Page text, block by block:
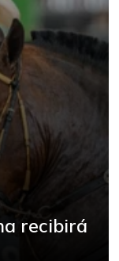
recibirá